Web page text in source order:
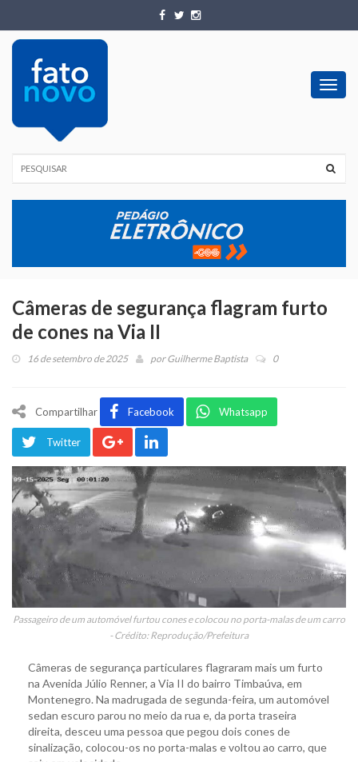
Câmeras de segurança flagram furto
de cones na Via II
16 de setembro de 2025 porGuilherme Baptista 0
Compartilhar Facebook Whatsapp
Twitter
Passageiro de um automóvel furtou cones e colocou no porta-malas de um carro
- Crédito: Reprodução/Prefeitura
Câmeras de segurança particulares flagraram mais um furto
na Avenida Júlio Renner, a Via II do bairro Timbaúva, em
Montenegro. Na madrugada de segunda-feira, um automóvel
sedan escuro parou no meio da rua e, da porta traseira
direita, desceu uma pessoa que pegou dois cones de
sinalização, colocou-os no porta-malas e voltou ao carro, que